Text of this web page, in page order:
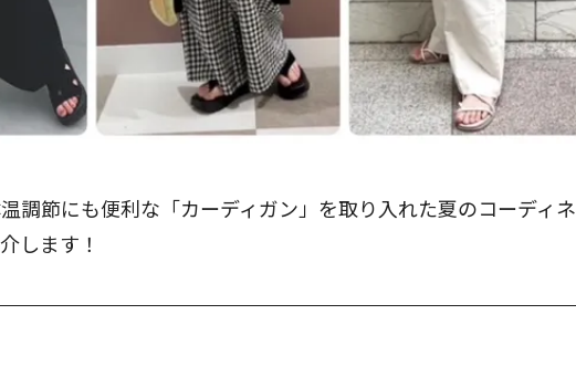
調節にも便利な「カーディガン」を取り入れた夏のコーディネ
します！